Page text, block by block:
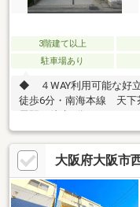
3階建て以上
駐車場あり
◆ ４WAY利用可能な
徒歩6分・南海本線 天
にも便利な立地 ◆・カ
徒歩1分◆ お子様も安
分・天下茶屋中学校 徒
大阪府大阪市